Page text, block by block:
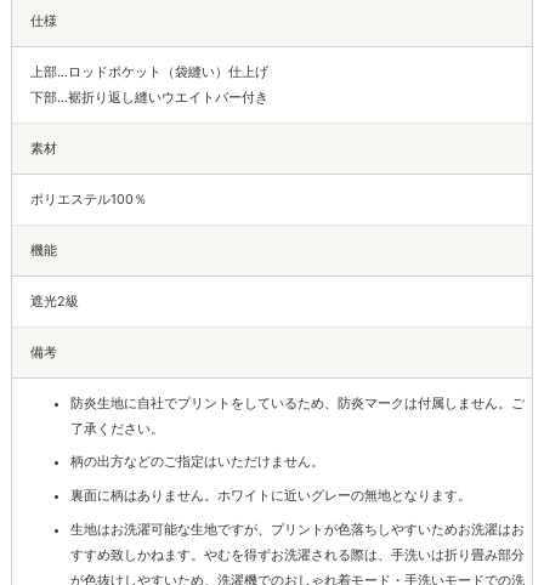
仕様
上部…ロッドポケット（袋縫い）仕上げ
下部…裾折り返し縫いウエイトバー付き
素材
ポリエステル100％
機能
遮光2級
備考
防炎生地に自社でプリントをしているため、防炎マークは付属しません。ご
了承ください。
柄の出方などのご指定はいただけません。
裏面に柄はありません。ホワイトに近いグレーの無地となります。
生地はお洗濯可能な生地ですが、プリントが色落ちしやすいためお洗濯はお
すすめ致しかねます。やむを得ずお洗濯される際は、手洗いは折り畳み部分
が色抜けしやすいため、洗濯機でのおしゃれ着モード・手洗いモードでの洗